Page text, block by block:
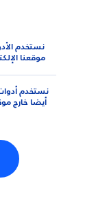
نستخدم
موقعنا
نستخدم
أيضا خارج
المنتجات
نوع البشرة
البشرة
بشرة